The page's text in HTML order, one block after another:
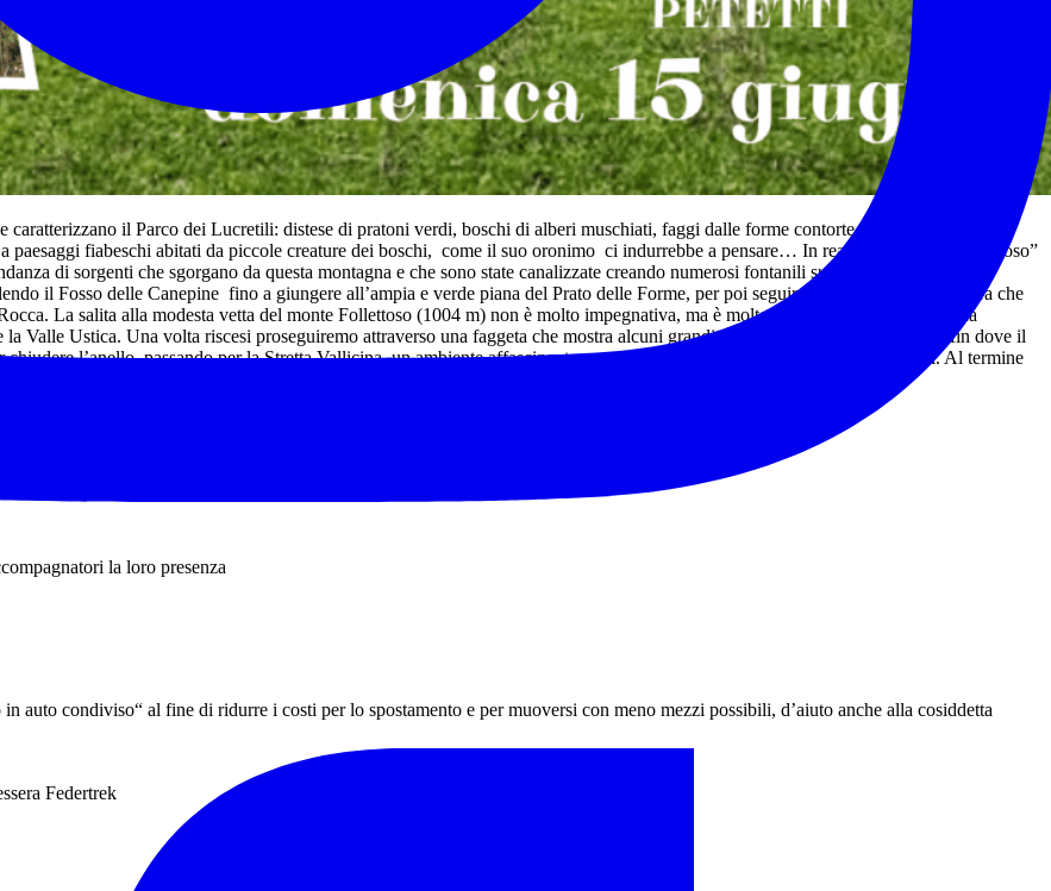
il Parco dei Lucretili: distese di pratoni verdi, boschi di alberi muschiati, faggi dalle forme contorte, splendide vedute
paesaggi fiabeschi abitati da piccole creature dei boschi, come il suo oronimo ci indurrebbe a pensare… In realtà il termine “Follettoso”
di sorgenti che sgorgano da questa montagna e che sono state canalizzate creando numerosi fontanili sul versante vicovarese.
il Fosso delle Canepine fino a giungere all’ampia e verde piana del Prato delle Forme, per poi seguire il Fosso di vena Caprara che
La salita alla modesta vetta del monte Follettoso (1004 m) non è molto impegnativa, ma è molto appagante poiché offre una
Ustica. Una volta riscesi proseguiremo attraverso una faggeta che mostra alcuni grandi esemplari dalle forme surreali, fin dove il
l’anello passando per la Stretta Vallicina, un ambiente affascinante sospeso nella quiete di morbidi alberi muschiati. Al termine
aperitivo immersi nella natura!
la loro presenza
auto condiviso“ al fine di ridurre i costi per lo spostamento e per muoversi con meno mezzi possibili, d’aiuto anche alla cosiddetta
Federtrek